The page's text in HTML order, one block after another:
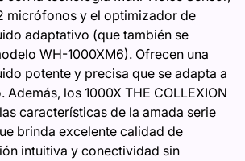
micrófonos y el optimizador de
adaptativo (que también se
WH-1000XM6). Ofrecen una
potente y precisa que se adapta a
los 1000X THE COLLEXION
características de la amada serie
brinda excelente calidad de
intuitiva y conectividad sin